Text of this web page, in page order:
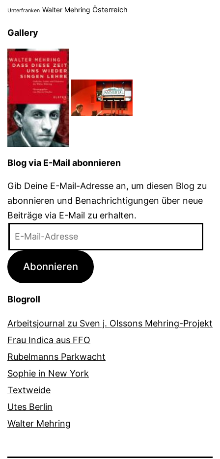
Unterfranken Walter Mehring Österreich
Gallery
Blog via E-Mail abonnieren
Gib Deine E-Mail-Adresse an, um diesen Blog zu
abonnieren und Benachrichtigungen über neue
Beiträge via E-Mail zu erhalten.
Adresse
Abonnieren
Blogroll
Arbeitsjournal zu Sven j. Olssons Mehring-Projekt
Frau Indica aus FFO
Rubelmanns Parkwacht
Sophie in New York
Textweide
Utes Berlin
Walter Mehring